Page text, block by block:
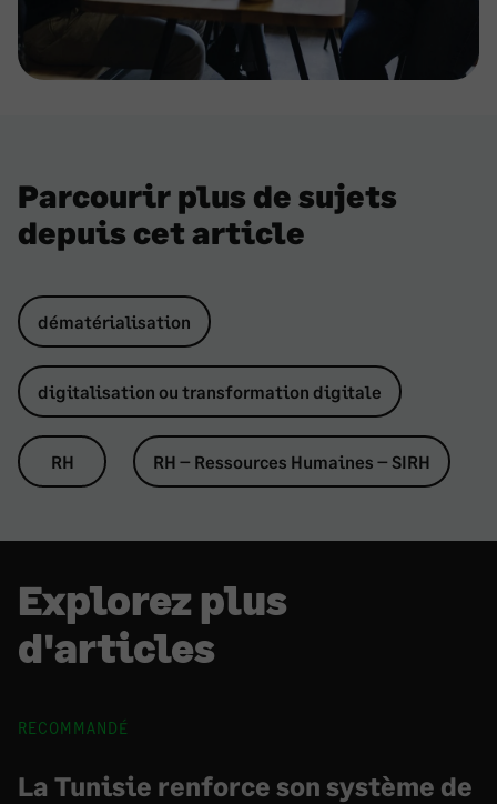
Parcourir plus de sujets
depuis cet article
dématérialisation
digitalisation ou transformation digitale
RH RH – Ressources Humaines – SIRH
Explorez plus
d'articles
RECOMMANDÉ
La Tunisie renforce son système de